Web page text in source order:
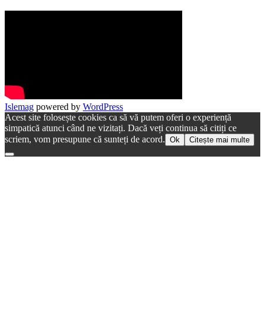
Islemag powered by WordPress
Acest site folosește cookies ca să vă putem oferi o experiență
simpatică atunci când ne vizitați. Dacă veți continua să citiți ce
scriem, vom presupune că sunteți de acord. Ok Citește mai multe